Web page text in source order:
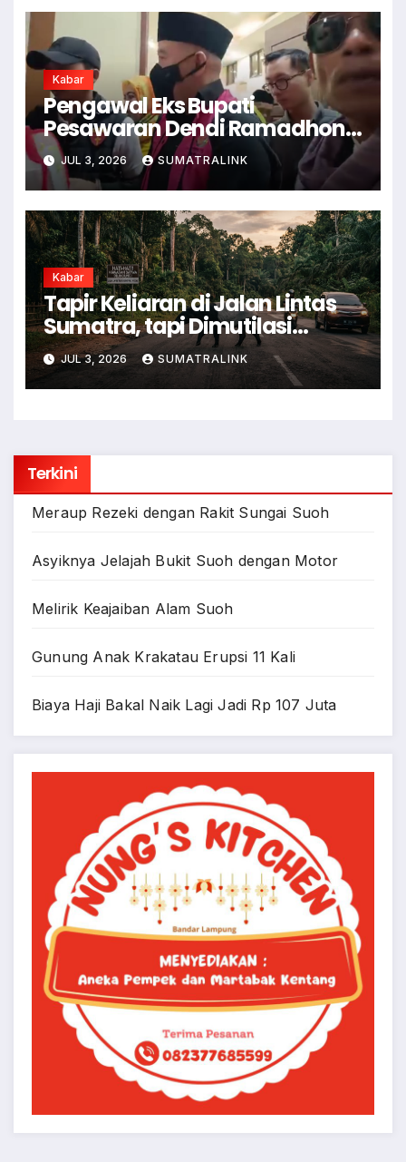
Kabar
Pengawal Eks Bupati
Pesawaran Dendi Ramadhona
Pukul Kamera Wartawan
JUL 3, 2026 SUMATRALINK
Kabar
Tapir Keliaran di Jalan Lintas
Sumatra, tapi Dimutilasi
Warga
JUL 3, 2026 SUMATRALINK
Terkini
Meraup Rezeki dengan Rakit Sungai Suoh
Asyiknya Jelajah Bukit Suoh dengan Motor
Melirik Keajaiban Alam Suoh
Gunung Anak Krakatau Erupsi 11 Kali
Biaya Haji Bakal Naik Lagi Jadi Rp 107 Juta